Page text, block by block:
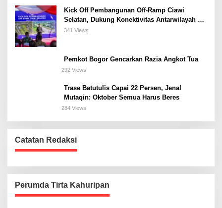
Kick Off Pembangunan Off-Ramp Ciawi
Selatan, Dukung Konektivitas Antarwilayah di
Bogor Selatan
341 Views
Pemkot Bogor Gencarkan Razia Angkot Tua
292 Views
Trase Batutulis Capai 22 Persen, Jenal
Mutaqin: Oktober Semua Harus Beres
284 Views
Catatan Redaksi
Perumda Tirta Kahuripan